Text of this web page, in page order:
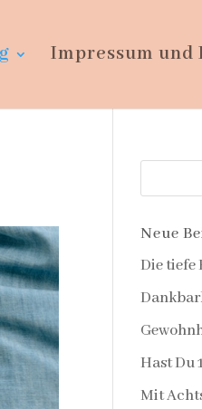
Impressum und
Neue
Die tiefe
Hast Du
Mit